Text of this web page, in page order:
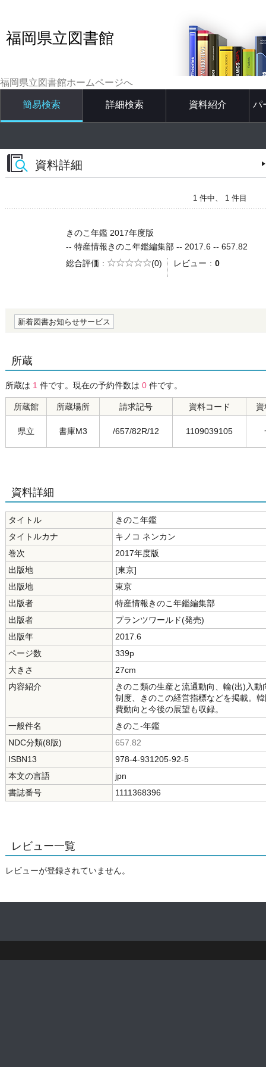
福岡県立図書館
福岡県立図書館ホームページへ
簡易検索 詳細検索 資料紹介 パ
資料詳細
1 件中、 1 件目
きのこ年鑑 2017年度版
-- 特産情報きのこ年鑑編集部 -- 2017.6 -- 657.82
総合評価
5段階評価
(0) レビュー 0
新着図書お知らせサービス
所蔵
所蔵は 1 件です。現在の予約件数は 0 件です。
所蔵館 所蔵場所 請求記号 資料コード
県立 書庫M3 /657/82R/12 1109039105
資料詳細
タイトル
きのこ年鑑
タイトルカナ
キノコ ネンカン
巻次
2017年度版
出版地
[東京]
出版地
東京
出版者
特産情報きのこ年鑑編集部
出版者
プランツワールド(発売)
出版年
2017.6
ページ数
339p
大きさ
27cm
内容紹介
きのこ類の生産と流通動向、輸(出)入
制度、きのこの経営指標などを掲載。
費動向と今後の展望も収録。
一般件名
きのこ-年鑑
NDC分類(8版)
657.82
ISBN13
978-4-931205-92-5
本文の言語
jpn
書誌番号
1111368396
レビュー一覧
レビューが登録されていません。